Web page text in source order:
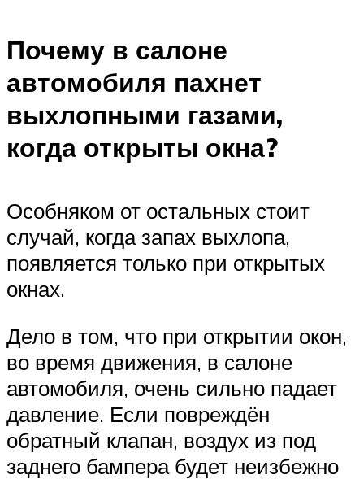
Почему в салоне
автомобиля пахнет
выхлопными газами,
когда открыты окна?
Особняком от остальных стоит
случай, когда запах выхлопа,
появляется только при открытых
окнах.
Дело в том, что при открытии окон,
во время движения, в салоне
автомобиля, очень сильно падает
давление. Если повреждён
обратный клапан, воздух из под
заднего бампера будет неизбежно